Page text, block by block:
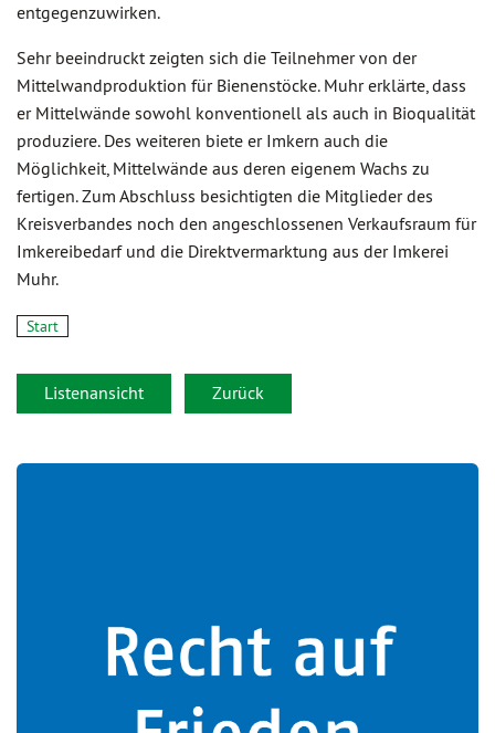
entgegenzuwirken.
Sehr beeindruckt zeigten sich die Teilnehmer von der
Mittelwandproduktion für Bienenstöcke. Muhr erklärte, dass
er Mittelwände sowohl konventionell als auch in Bioqualität
produziere. Des weiteren biete er Imkern auch die
Möglichkeit, Mittelwände aus deren eigenem Wachs zu
fertigen. Zum Abschluss besichtigten die Mitglieder des
Kreisverbandes noch den angeschlossenen Verkaufsraum für
Imkereibedarf und die Direktvermarktung aus der Imkerei
Muhr.
Start
Listenansicht Zurück